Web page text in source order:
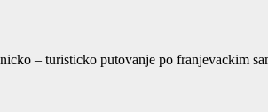
– turisticko putovanje po franjevackim